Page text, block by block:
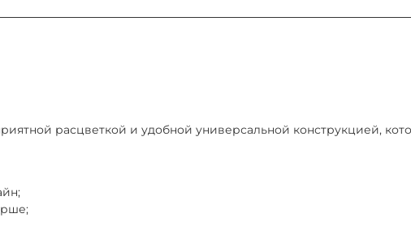
(ул. Никулинская 23к1) ежедневно 9:00–21:00
паспорт РФ для подтверждения личности. Если паспорта РФ
или через нашего курьера, при досрочном возврате оплата
за сутки до окончания срока и оплатив продление.
расцветкой и удобной универсальной конструкцией,